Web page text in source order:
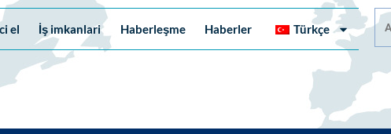
el İş imkanlari Haberleşme Haberler Türkçe